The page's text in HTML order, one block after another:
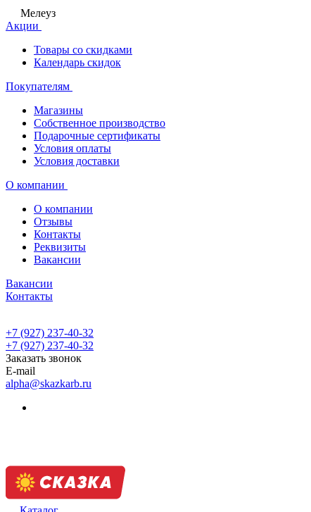
Мелеуз
Акции
Товары со скидками
Календарь скидок
Покупателям
Магазины
Собственное производство
Подарочные сертификаты
Условия оплаты
Условия доставки
О компании
О компании
Отзывы
Контакты
Реквизиты
Вакансии
Вакансии
Контакты
+7 (927) 237-40-32
+7 (927) 237-40-32
Заказать звонок
E-mail
alpha@skazkarb.ru